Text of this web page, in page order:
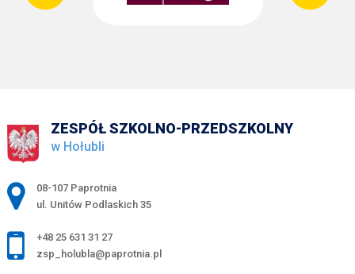
ZESPÓŁ SZKOLNO-PRZEDSZKOLNY
w Hołubli
Adres pocztowy:
08-107 Paprotnia
ul. Unitów Podlaskich 35
+48 25 631 31 27
zsp_holubla@paprotnia.pl